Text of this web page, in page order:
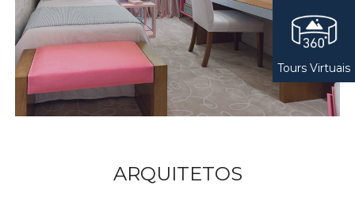
ARQUITETOS
Tours Virtuais